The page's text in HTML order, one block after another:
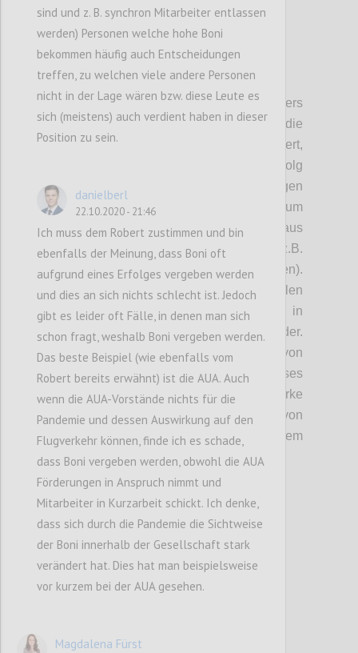
P2
Kritische Unsicherheiten: Als besonders
kritische Unsicherheitwurde die
vorherrschende Kennzahlenlogik identifziert,
anhand derer in Unternehmen der Erfolg
gemessen und bewertet. Derzeit folgen
Kennzahlen dem Grundsatz: „Wachstum um
jeden Preis“ und bestehen hauptsächlich aus
monetären und kurzfristigen Kennzahlen (z.B.
Effizienzssteigerung, Wachstumsraten).
Soziale oder ökologische Kennzahlen fehlen
und spiegeln sich daher auch nicht in
Management- undBonussystemenwider.
Auch werden langfristige Auswirkungen von
KPIs nicht gemessen und bewertet. Dieses
Denken wird durch die starke
Vergangenheitsperspektive von
Bonisystemen und KPI-Betrachtungen
zudem
noch verstärkt.
sind und z. B. synchron Mitarbeiter entlassen
werden) Personen welche hohe Boni
bekommen häufig auch Entscheidungen
treffen, zu welchen viele andere Personen
nicht in der Lage wären bzw. diese Leute es
sich (meistens) auch verdient haben in dieser
Position zu sein.
danielberl
22.10.2020 - 21:46
Ich muss dem Robert zustimmen und bin
ebenfalls der Meinung, dass Boni oft
aufgrund eines Erfolges vergeben werden
und dies an sich nichts schlecht ist. Jedoch
gibt es leider oft Fälle, in denen man sich
schon fragt, weshalb Boni vergeben werden.
Das beste Beispiel (wie ebenfalls vom
Robert bereits erwähnt) ist die AUA. Auch
wenn die AUA-Vorstände nichts für die
Pandemie und dessen Auswirkung auf den
Flugverkehr können, finde ich es schade,
dass Boni vergeben werden, obwohl die AUA
Förderungen in Anspruch nimmt und
Mitarbeiter in Kurzarbeit schickt. Ich denke,
dass sich durch die Pandemie die Sichtweise
der Boni innerhalb der Gesellschaft stark
verändert hat. Dies hat man beispielsweise
vor kurzem bei der AUA gesehen.
Magdalena Fürst